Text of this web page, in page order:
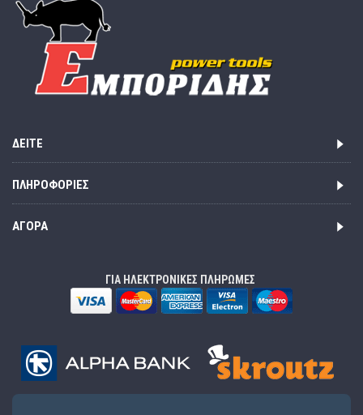
ΔΕΊΤΕ
ΠΛΗΡΟΦΟΡΊΕΣ
ΑΓΟΡΆ
ΓΙΑ ΗΛΕΚΤΡΟΝΙΚΕΣ ΠΛΗΡΩΜΕΣ